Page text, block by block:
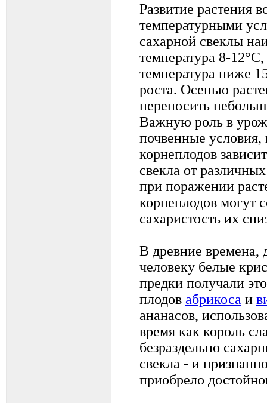
Развитие растения
температурными
сахарной свеклы
температура 8-
температура ниже
роста. Осенью
переносить
Важную роль в
почвенные
корнеплодов
свекла от
при поражении
корнеплодов могут
сахаристость их
В древние времена,
человеку белые
предки получали
плодов абрикоса и
ананасов,
время как король
безраздельно
свекла - и
приобрело